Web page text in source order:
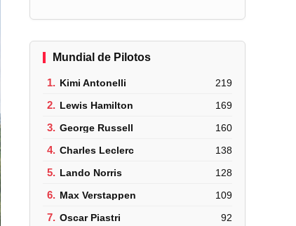
Mundial de Pilotos
1. Kimi Antonelli 219
2. Lewis Hamilton 169
3. George Russell 160
4. Charles Leclerc 138
5. Lando Norris 128
6. Max Verstappen 109
7. Oscar Piastri 92